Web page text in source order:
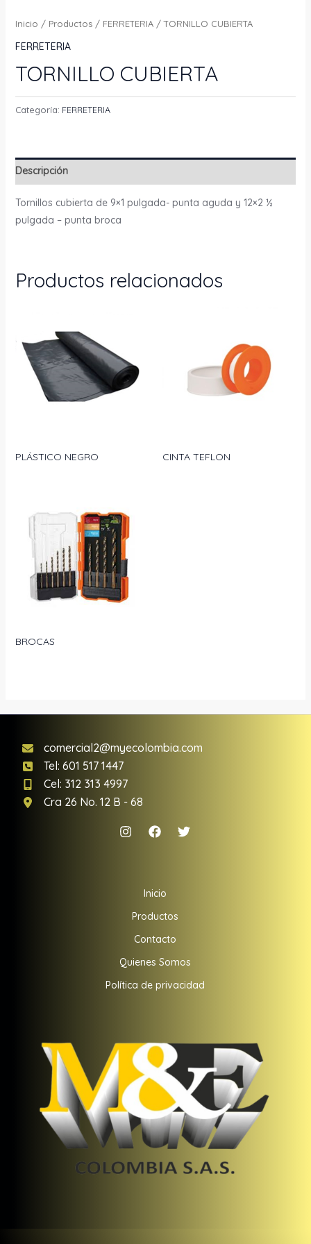
Inicio / Productos/ FERRETERIA/ TORNILLO CUBIERTA
FERRETERIA
TORNILLO CUBIERTA
Categoría: FERRETERIA
Descripción
Tornillos cubierta de 9×1 pulgada- punta aguda y 12×2 ½
pulgada – punta broca
Productos relacionados
PLÁSTICO NEGRO CINTA TEFLON
BROCAS
comercial2@myecolombia.com
Tel: 601 517 1447
Cel: 312 313 4997
Cra 26 No. 12 B - 68
Inicio
Productos
Contacto
Quienes Somos
Política de privacidad